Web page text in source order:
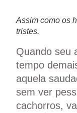
Assim como os
tristes.
Quando seu
tempo
aquela
sem ver
cachorros,